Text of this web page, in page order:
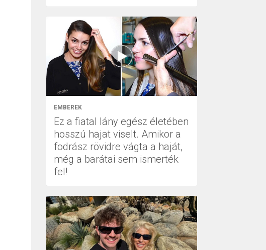
EMBEREK
Ez a fiatal lány egész életében
hosszú hajat viselt. Amikor a
fodrász rövidre vágta a haját,
még a barátai sem ismerték
fel!